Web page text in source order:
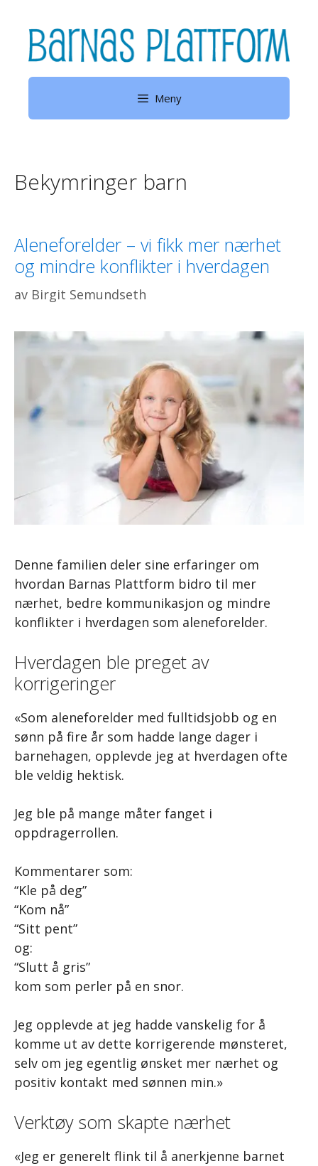
innhold
Meny
Bekymringer barn
Aleneforelder – vi fikk mer nærhet
og mindre konflikter i hverdagen
av Birgit Semundseth
Denne familien deler sine erfaringer om
hvordan Barnas Plattform bidro til mer
nærhet, bedre kommunikasjon og mindre
konflikter i hverdagen som aleneforelder.
Hverdagen ble preget av
korrigeringer
«Som aleneforelder med fulltidsjobb og en
sønn på fire år som hadde lange dager i
barnehagen, opplevde jeg at hverdagen ofte
ble veldig hektisk.
Jeg ble på mange måter fanget i
oppdragerrollen.
Kommentarer som:
“Kle på deg”
“Kom nå”
“Sitt pent”
og:
“Slutt å gris”
kom som perler på en snor.
Jeg opplevde at jeg hadde vanskelig for å
komme ut av dette korrigerende mønsteret,
selv om jeg egentlig ønsket mer nærhet og
positiv kontakt med sønnen min.»
Verktøy som skapte nærhet
«Jeg er generelt flink til å anerkjenne barnet